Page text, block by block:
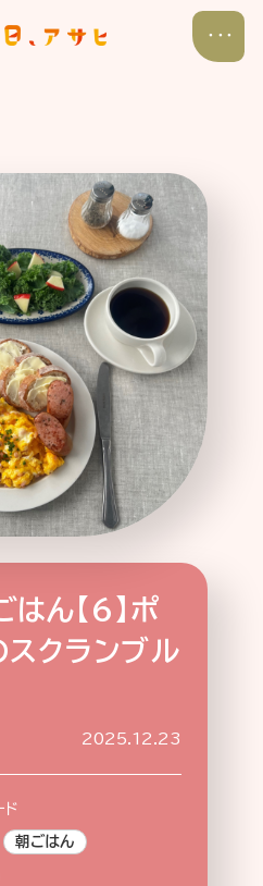
アサヒの人 歴史
ビール
アサヒのひと図鑑
エノテカ
ん【6】ポ
スクランブル
2025.12.23
ド
朝ごはん